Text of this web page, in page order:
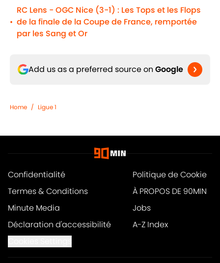
•
RC Lens - OGC Nice (3-1) : Les Tops et les Flops
de la finale de la Coupe de France, remportée
par les Sang et Or
Add us as a preferred source on Google
Home / Ligue 1
Confidentialité
Politique de Cookie
Termes & Conditions
À PROPOS DE 90MIN
Minute Media
Jobs
Déclaration d'accessibilité
A-Z Index